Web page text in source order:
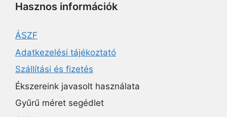
Hasznos információk
ÁSZF
Adatkezelési tájékoztató
Szállítási és fizetés
Ékszereink javasolt használata
Gyűrű méret segédlet